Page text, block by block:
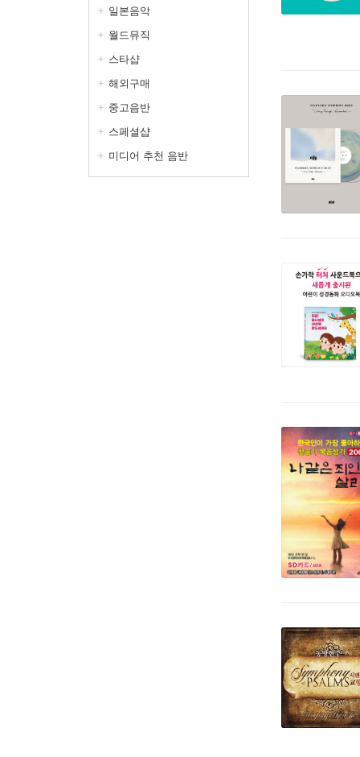
일본음악
월드뮤직
스타샵
해외구매
중고음반
스페셜샵
미디어 추천 음반